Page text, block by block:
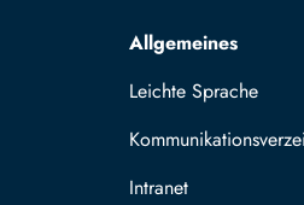
Allgemeines
Leichte Sprache
Intranet